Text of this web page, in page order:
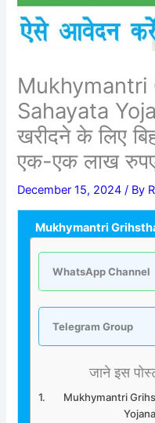
Mukhymantri
Sahayata
खरीदने के लिए
एक-एक लाख
December 15, 2024/ By
Mukhymantri
WhatsApp Channel
Telegram Group
जाने इस
Mukhymantri